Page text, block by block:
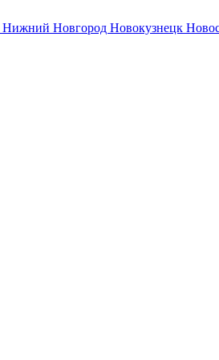
Нижний Новгород Новокузнецк